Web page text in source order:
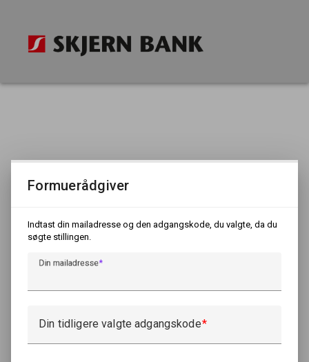
Formuerådgiver
Indtast din mailadresse og den adgangskode, du valgte, da du
søgte stillingen.
Din mailadresse
Din tidligere valgte adgangskode